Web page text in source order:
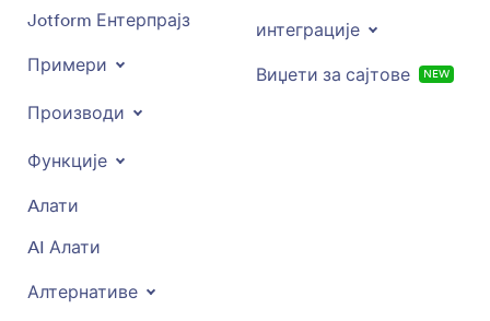
Jotform Ентерпрајз
Примери
Производи
Функције
Aлати
AI Алати
Алтернативе
интеграције
Виџети за сајтове NEW